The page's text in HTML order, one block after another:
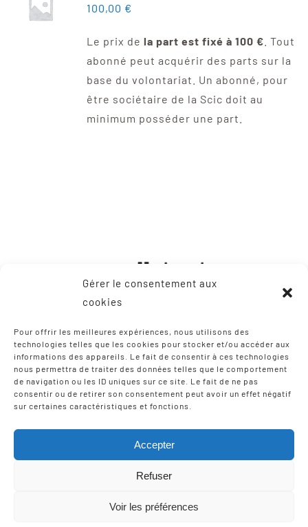
Gérer le consentement aux
cookies
Pour offrir les meilleures expériences, nous utilisons des
technologies telles que les cookies pour stocker et/ou accéder aux
informations des appareils. Le fait de consentir à ces technologies
nous permettra de traiter des données telles que le comportement
de navigation ou les ID uniques sur ce site. Le fait de ne pas
consentir ou de retirer son consentement peut avoir un effet négatif
sur certaines caractéristiques et fonctions.
Accepter
Refuser
Voir les préférences
Contact
100,00 €
Le prix de la part est fixé à 100 € . Tout
abonné peut acquérir des parts sur la
base du volontariat. Un abonné, pour
être sociétaire de la Scic doit au
minimum posséder une part.
CONTACT
8, Zone Artisanale Martinzaharenia
Tel: +33 9 75 12 97 02
Email:scic-iparla@mediabask.eus
© Copyright 2012 - 2026 | Mentions légales